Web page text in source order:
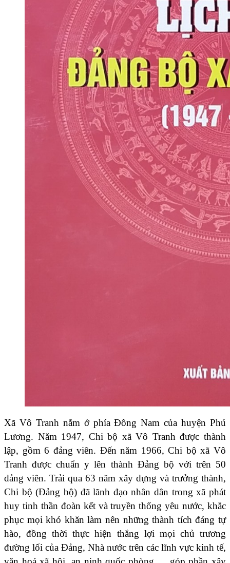
Xã Vô Tranh nằm ở phía Đông Nam của huyện Phú
Lương. Năm 1947, Chi bộ xã Vô Tranh được thành
lập, gồm 6 đảng viên. Đến năm 1966, Chi bộ xã Vô
Tranh được chuẩn y lên thành Đảng bộ với trên 50
đảng viên. Trải qua 63 năm xây dựng và trưởng thành,
Chi bộ (Đảng bộ) đã lãnh đạo nhân dân trong xã phát
huy tinh thần đoàn kết và truyền thống yêu nước, khắc
phục mọi khó khăn làm nên những thành tích đáng tự
hào, đồng thời thực hiện thắng lợi mọi chủ trương
đường lối của Đảng, Nhà nước trên các lĩnh vực kinh tế,